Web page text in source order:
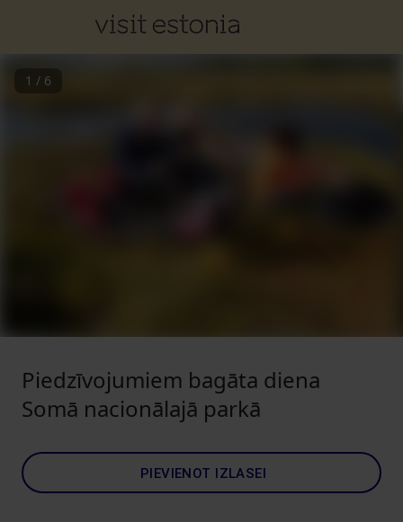
1 / 6
Piedzīvojumiem bagāta diena
Somā nacionālajā parkā
PIEVIENOT IZLASEI